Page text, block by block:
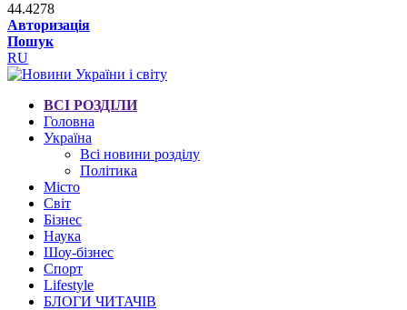
44.4278
Авторизація
Пошук
RU
ВСІ РОЗДІЛИ
Головна
Україна
Всі новини розділу
Політика
Місто
Світ
Бізнес
Наука
Шоу-бізнес
Спорт
Lifestyle
БЛОГИ ЧИТАЧІВ